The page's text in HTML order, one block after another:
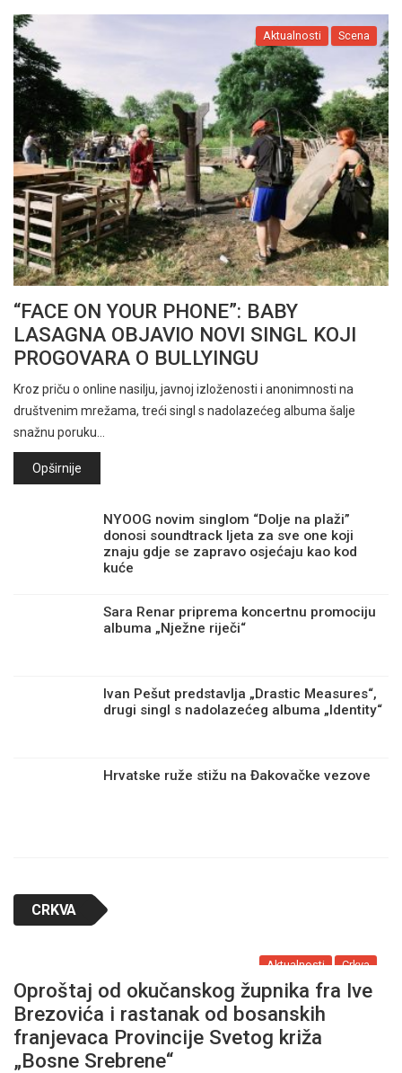
Aktualnosti Scena
“FACE ON YOUR PHONE”: BABY
LASAGNA OBJAVIO NOVI SINGL KOJI
PROGOVARA O BULLYINGU
Kroz priču o online nasilju, javnoj izloženosti i anonimnosti na
društvenim mrežama, treći singl s nadolazećeg albuma šalje
snažnu poruku…
Opširnije
NYOOG novim singlom “Dolje na plaži”
donosi soundtrack ljeta za sve one koji
znaju gdje se zapravo osjećaju kao kod
kuće
Sara Renar priprema koncertnu promociju
albuma „Nježne riječi“
Ivan Pešut predstavlja „Drastic Measures“,
drugi singl s nadolazećeg albuma „Identity“
Hrvatske ruže stižu na Đakovačke vezove
CRKVA
Aktualnosti Crkva
Oproštaj od okučanskog župnika fra Ive
Brezovića i rastanak od bosanskih
franjevaca Provincije Svetog križa
„Bosne Srebrene“